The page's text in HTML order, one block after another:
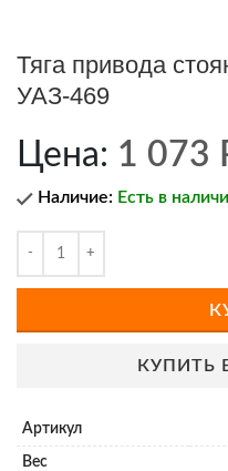
Тяга привода
УАЗ-469
Цена: 1 073
Наличие: Есть в
КУПИТЬ
Артикул
Вес